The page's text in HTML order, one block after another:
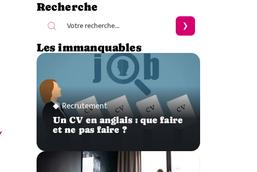
Recherche
Les immanquables
Recrutement
Un CV en anglais : que faire
et ne pas faire ?